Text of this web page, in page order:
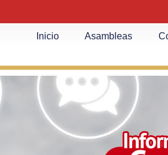
Inicio Asambleas